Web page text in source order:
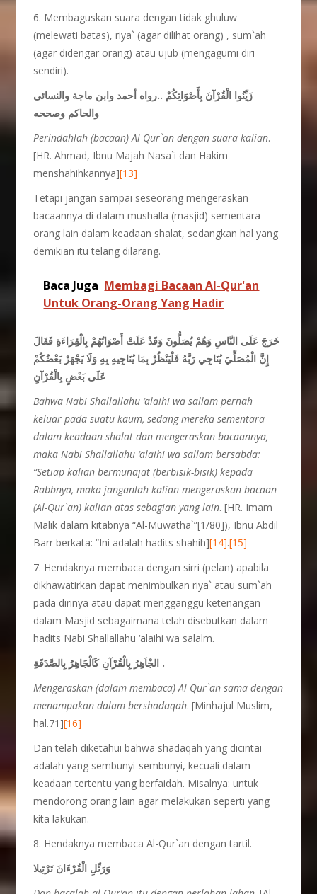
6. Membaguskan suara dengan tidak ghuluw
(melewati batas), riya` (agar dilihat orang) , sum`ah
(agar didengar orang) atau ujub (mengagumi diri
sendiri).
زَيِّنُوا الْقُرْآنَ بِأَصْوَاتِكُمْ ..رواه أحمد وابن ماجة والنسائى
والحاكم وصححه
Perindahlah (bacaan) Al-Qur`an dengan suara kalian.
[HR. Ahmad, Ibnu Majah Nasa`i dan Hakim
menshahihkannya][13]
Tetapi jangan sampai seseorang mengeraskan
bacaannya di dalam mushalla (masjid) sementara
orang lain dalam keadaan shalat, sedangkan hal yang
demikian itu telang dilarang.
Baca Juga Membagi Bacaan Al-Qur'an
Untuk Orang-Orang Yang Hadir
خَرَجَ عَلَى النَّاسِ وَهُمْ يُصَلُّونَ وَقَدْ عَلَتْ أَصْوَاتُهُمْ بِالْقِرَاءَةِ فَقَالَ
إِنَّ الْمُصَلِّيَ يُنَاجِي رَبَّهُ فَلْيَنْظُرْ بِمَا يُنَاجِيهِ بِهِ وَلَا يَجْهَرْ بَعْضُكُمْ
عَلَى بَعْضٍ بِالْقُرْآنِ
Bahwa Nabi Shallallahu ‘alaihi wa sallam pernah
keluar pada suatu kaum, sedang mereka sementara
dalam keadaan shalat dan mengeraskan bacaannya,
maka Nabi Shallallahu ‘alaihi wa sallam bersabda:
“Setiap kalian bermunajat (berbisik-bisik) kepada
Rabbnya, maka janganlah kalian mengeraskan bacaan
(Al-Qur`an) kalian atas sebagian yang lain. [HR. Imam
Malik dalam kitabnya “Al-Muwatha`”[1/80]), Ibnu Abdil
Barr berkata: “Ini adalah hadits shahih][14].[15]
7. Hendaknya membaca dengan sirri (pelan) apabila
dikhawatirkan dapat menimbulkan riya` atau sum`ah
pada dirinya atau dapat mengganggu ketenangan
dalam Masjid sebagaimana telah disebutkan dalam
hadits Nabi Shallallahu ‘alaihi wa salalm.
الجْاَهِرُ بِالْقُرْآنِ كَالْجَاهِرُ بِالصَّدَقَةِ .
Mengeraskan (dalam membaca) Al-Qur`an sama dengan
menampakan dalam bershadaqah. [Minhajul Muslim,
hal.71][16]
Dan telah diketahui bahwa shadaqah yang dicintai
adalah yang sembunyi-sembunyi, kecuali dalam
keadaan tertentu yang berfaidah. Misalnya: untuk
mendorong orang lain agar melakukan seperti yang
kita lakukan.
8. Hendaknya membaca Al-Qur`an dengan tartil.
وَرَتِّلِ الْقُرْءَانَ تَرْتِيلا